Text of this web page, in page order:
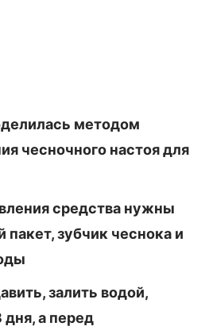
методом
чесночного настоя для
средства нужны
пакет, зубчик чеснока и
залить водой,
дня, а перед